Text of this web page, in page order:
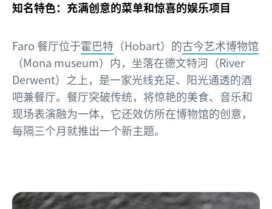
知名特色：充满创意的菜单和惊喜的娱乐项目
Faro 餐厅位于霍巴特 （Hobart）的古今艺术博物馆
（Mona museum）内，坐落在德文特河（River
Derwent）之上，是一家光线充足、阳光通透的酒
吧兼餐厅。餐厅突破传统，将惊艳的美食、音乐和
现场表演融为一体，它还效仿所在博物馆的创意，
每隔三个月就推出一个新主题。